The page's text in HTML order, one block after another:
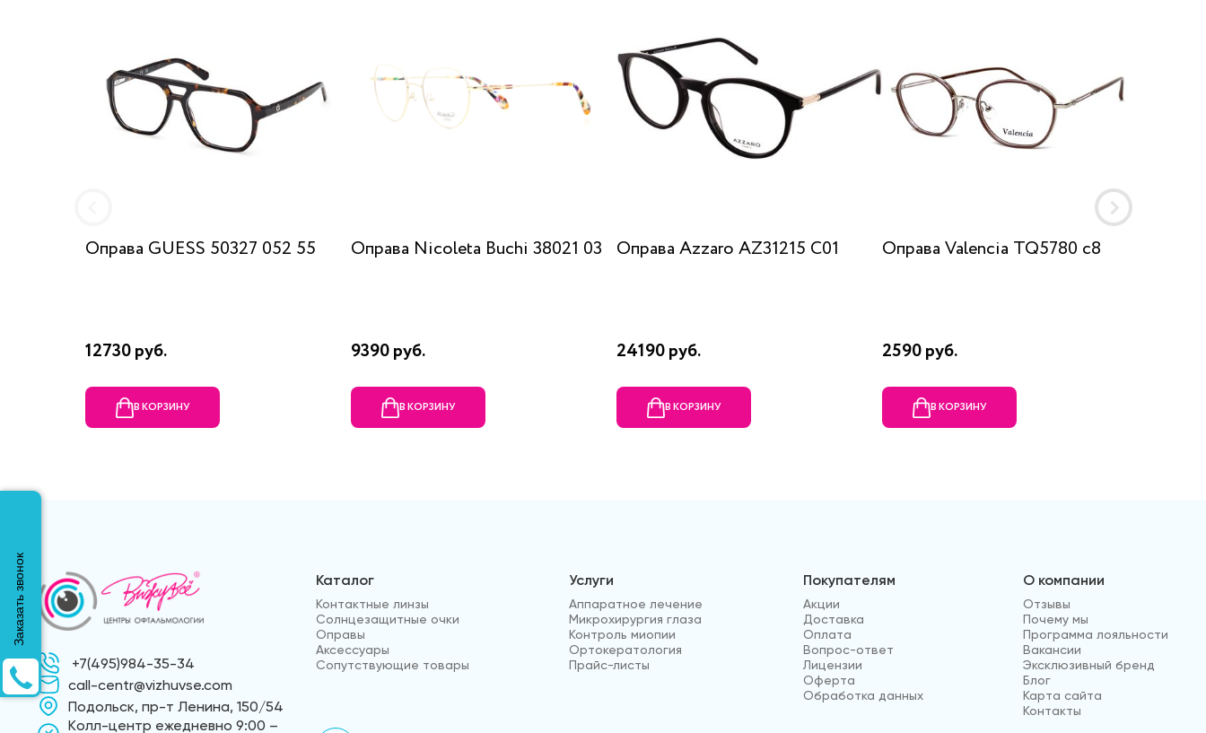
Оправа GUESS 50327 052 55
12730 руб.
В КОРЗИНУ
Оправа Nicoleta Buchi 38021 03
9390 руб.
В КОРЗИНУ
Оправа Azzaro AZ31215 C01
24190 руб.
В КОРЗИНУ
Оправа Valencia TQ5780 с8
2590 руб.
В КОРЗИНУ
+7(495)984-35-34
call-centr@vizhuvse.com
Подольск, пр-т Ленина, 150/54
Kолл-центр ежедневно 9:00 –
Каталог
Контактные линзы
Солнцезащитные очки
Оправы
Аксессуары
Сопутствующие товары
Услуги
Аппаратное лечение
Микрохирургия глаза
Контроль миопии
Ортокератология
Прайс-листы
Покупателям
Акции
Доставка
Оплата
Вопрос-ответ
Лицензии
Оферта
Обработка данных
О компании
Отзывы
Почему мы
Программа лояльности
Вакансии
Эксклюзивный бренд
Блог
Карта сайта
Контакты
Заказать звонок